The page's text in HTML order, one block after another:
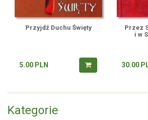
Przyjdź Duchu Święty
5.00 PLN
Przez
i w
30.00
Kategorie